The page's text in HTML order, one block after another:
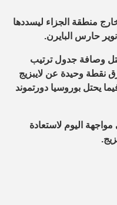
منطقة الجزاء ليسددها
حارس البايرن.
وصافة جدول ترتيب
52 نقطة، بفارق نقطة وحيدة عن لايبزيج
يحتل بوروسيا دورتموند
اليوم لاستعادة